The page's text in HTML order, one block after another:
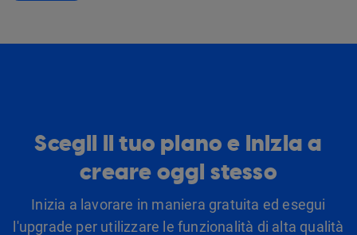
Scegli il tuo piano e inizia a
creare oggi stesso
Inizia a lavorare in maniera gratuita ed esegui
l'upgrade per utilizzare le funzionalità di alta qualità